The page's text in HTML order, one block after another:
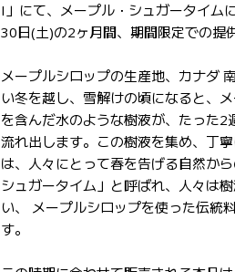
I」にて、メープル・シュガータイム
30日(土)の2ヶ月間、期間限定での提
メープルシロップの生産地、カナダ
い冬を越し、雪解けの頃になると、
を含んだ水のような樹液が、たった
流れ出します。この樹液を集め、丁
は、人々にとって春を告げる自然か
シュガータイム」と呼ばれ、人々は
い、 メープルシロップを使った伝統
す。